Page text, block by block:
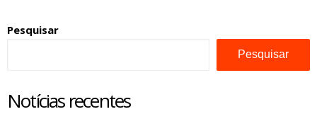
Pesquisar
Pesquisar
Notícias recentes